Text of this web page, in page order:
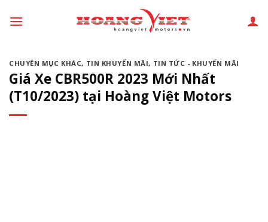
đến
dung
CHUYÊN MỤC KHÁC, TIN KHUYẾN MÃI, TIN TỨC - KHUYẾN MÃI
Giá Xe CBR500R 2023 Mới Nhất
(T10/2023) tại Hoàng Việt Motors